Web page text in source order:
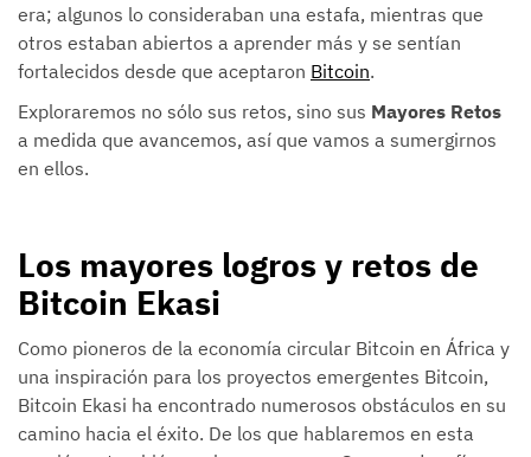
era; algunos lo consideraban una estafa, mientras que
otros estaban abiertos a aprender más y se sentían
fortalecidos desde que aceptaron Bitcoin.
Exploraremos no sólo sus retos, sino sus Mayores Retos
a medida que avancemos, así que vamos a sumergirnos
en ellos.
Los mayores logros y retos de
Bitcoin Ekasi
Como pioneros de la economía circular Bitcoin en África y
una inspiración para los proyectos emergentes Bitcoin,
Bitcoin Ekasi ha encontrado numerosos obstáculos en su
camino hacia el éxito. De los que hablaremos en esta